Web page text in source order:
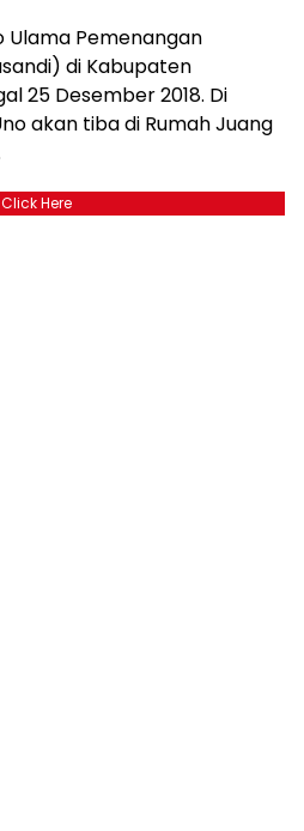
Ulama Pemenangan
di Kabupaten
25 Desember 2018. Di
akan tiba di Rumah Juang
Click Here